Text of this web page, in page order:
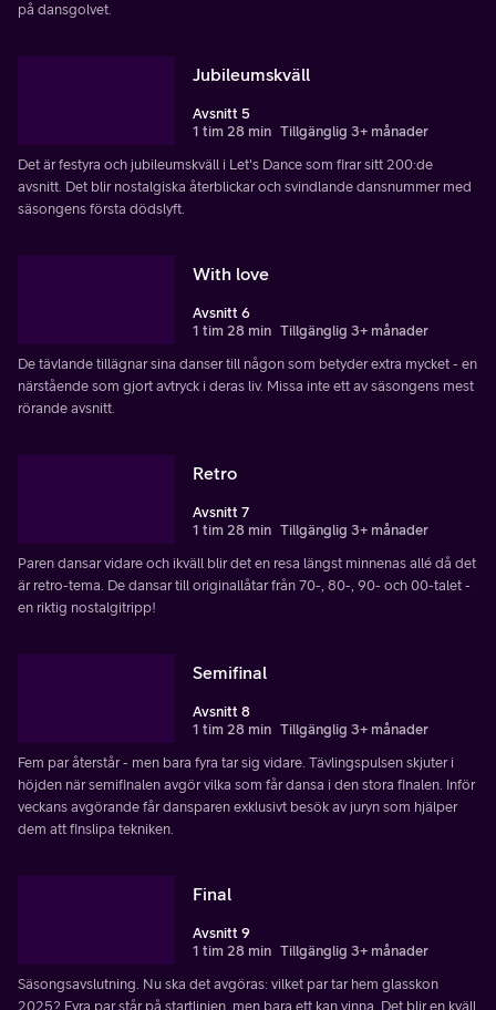
på dansgolvet.
Jubileumskväll
Avsnitt 5
1 tim 28 min Tillgänglig 3+ månader
Det är festyra och jubileumskväll i Let's Dance som firar sitt 200:de
avsnitt. Det blir nostalgiska återblickar och svindlande dansnummer med
säsongens första dödslyft.
With love
Avsnitt 6
1 tim 28 min Tillgänglig 3+ månader
De tävlande tillägnar sina danser till någon som betyder extra mycket - en
närstående som gjort avtryck i deras liv. Missa inte ett av säsongens mest
rörande avsnitt.
Retro
Avsnitt 7
1 tim 28 min Tillgänglig 3+ månader
Paren dansar vidare och ikväll blir det en resa längst minnenas allé då det
är retro-tema. De dansar till originallåtar från 70-, 80-, 90- och 00-talet -
en riktig nostalgitripp!
Semifinal
Avsnitt 8
1 tim 28 min Tillgänglig 3+ månader
Fem par återstår - men bara fyra tar sig vidare. Tävlingspulsen skjuter i
höjden när semifinalen avgör vilka som får dansa i den stora finalen. Inför
veckans avgörande får dansparen exklusivt besök av juryn som hjälper
dem att finslipa tekniken.
Final
Avsnitt 9
1 tim 28 min Tillgänglig 3+ månader
Säsongsavslutning. Nu ska det avgöras: vilket par tar hem glasskon
2025? Fyra par står på startlinjen, men bara ett kan vinna. Det blir en kväll